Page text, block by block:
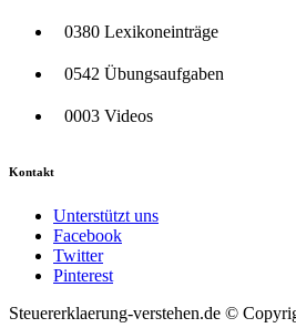
0380 Lexikoneinträge
0542 Übungsaufgaben
0003 Videos
Kontakt
Unterstützt uns
Facebook
Twitter
Pinterest
Steuererklaerung-verstehen.de ©